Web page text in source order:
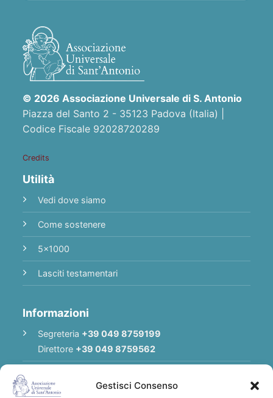
Gestisci Consenso
© 2026 Associazione Universale di S. Antonio
Piazza del Santo 2 - 35123 Padova (Italia) |
Codice Fiscale 92028720289
Credits
Utilità
Vedi dove siamo
Come sostenere
5x1000
Lasciti testamentari
Informazioni
Segreteria +39 049 8759199
Direttore +39 049 8759562